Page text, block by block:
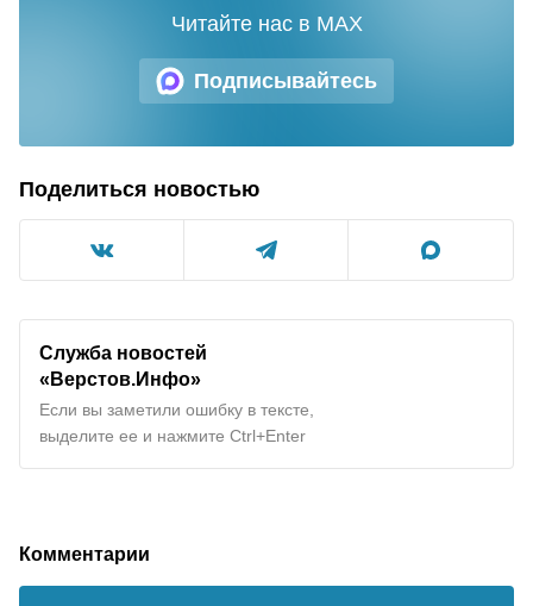
Подписывайтесь
Читайте нас в MAX
Поделиться новостью
Служба новостей
«Верстов.Инфо»
Если вы заметили ошибку в тексте,
выделите ее и нажмите Ctrl+Enter
Комментарии